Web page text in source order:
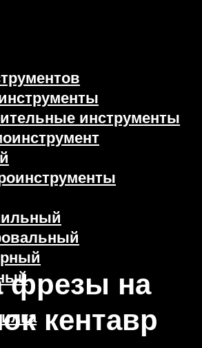
инструменты
фрезы на
кентавр